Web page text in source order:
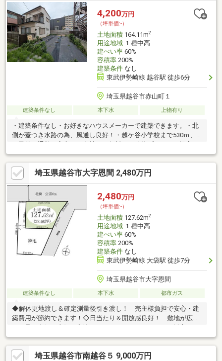
4,200万円
（坪単価:-）
土地面積164.11m2
用途地域１種中高
建ぺい率60%
容積率200%
建築条件なし
東武伊勢崎線 越谷駅 徒歩6分
埼玉県越谷市赤山町１
建築条件なし 本下水 上物有り
・建築条件なし・お好きなハウスメーカーで建築できます。・北
側が蓋つき水路の為、風通し良好！・越ケ谷小学校まで530ｍ、
承ります。※建物契約不適合責任免責(木造2階建・昭和47年築・延
床面積65.41ｍ2)※相続登記完了後引き渡し※北側ブロックが蓋付水
路側（越谷市所有）に越境（現況渡し・要是正）※都市ガス引き
込み無し（前面道路配管あり）
埼玉県越谷市大字恩間 2,480万円
2,480万円
（坪単価:-）
土地面積127.62m2
用途地域１種中高
建ぺい率60%
容積率200%
建築条件なし
東武伊勢崎線 大袋駅 徒歩7分
埼玉県越谷市大字恩間
建築条件なし 本下水 都市ガス
◆解体更地渡し＆確定測量後引き渡し！ 売主様負担で安心・建
築費用が節約できます！◇日当たり＆開放感良好！ 敷地が広
ます！◆前面道路は幅員６ｍ公道！ 開放的な立地で車庫入れや
車のすれ違いがスムーズです！――――――Ｌｉｆｅ
information――――――◎大袋小学校 550ｍ◎大袋中学校 1100ｍ
埼玉県越谷市南越谷５ 9,000万円